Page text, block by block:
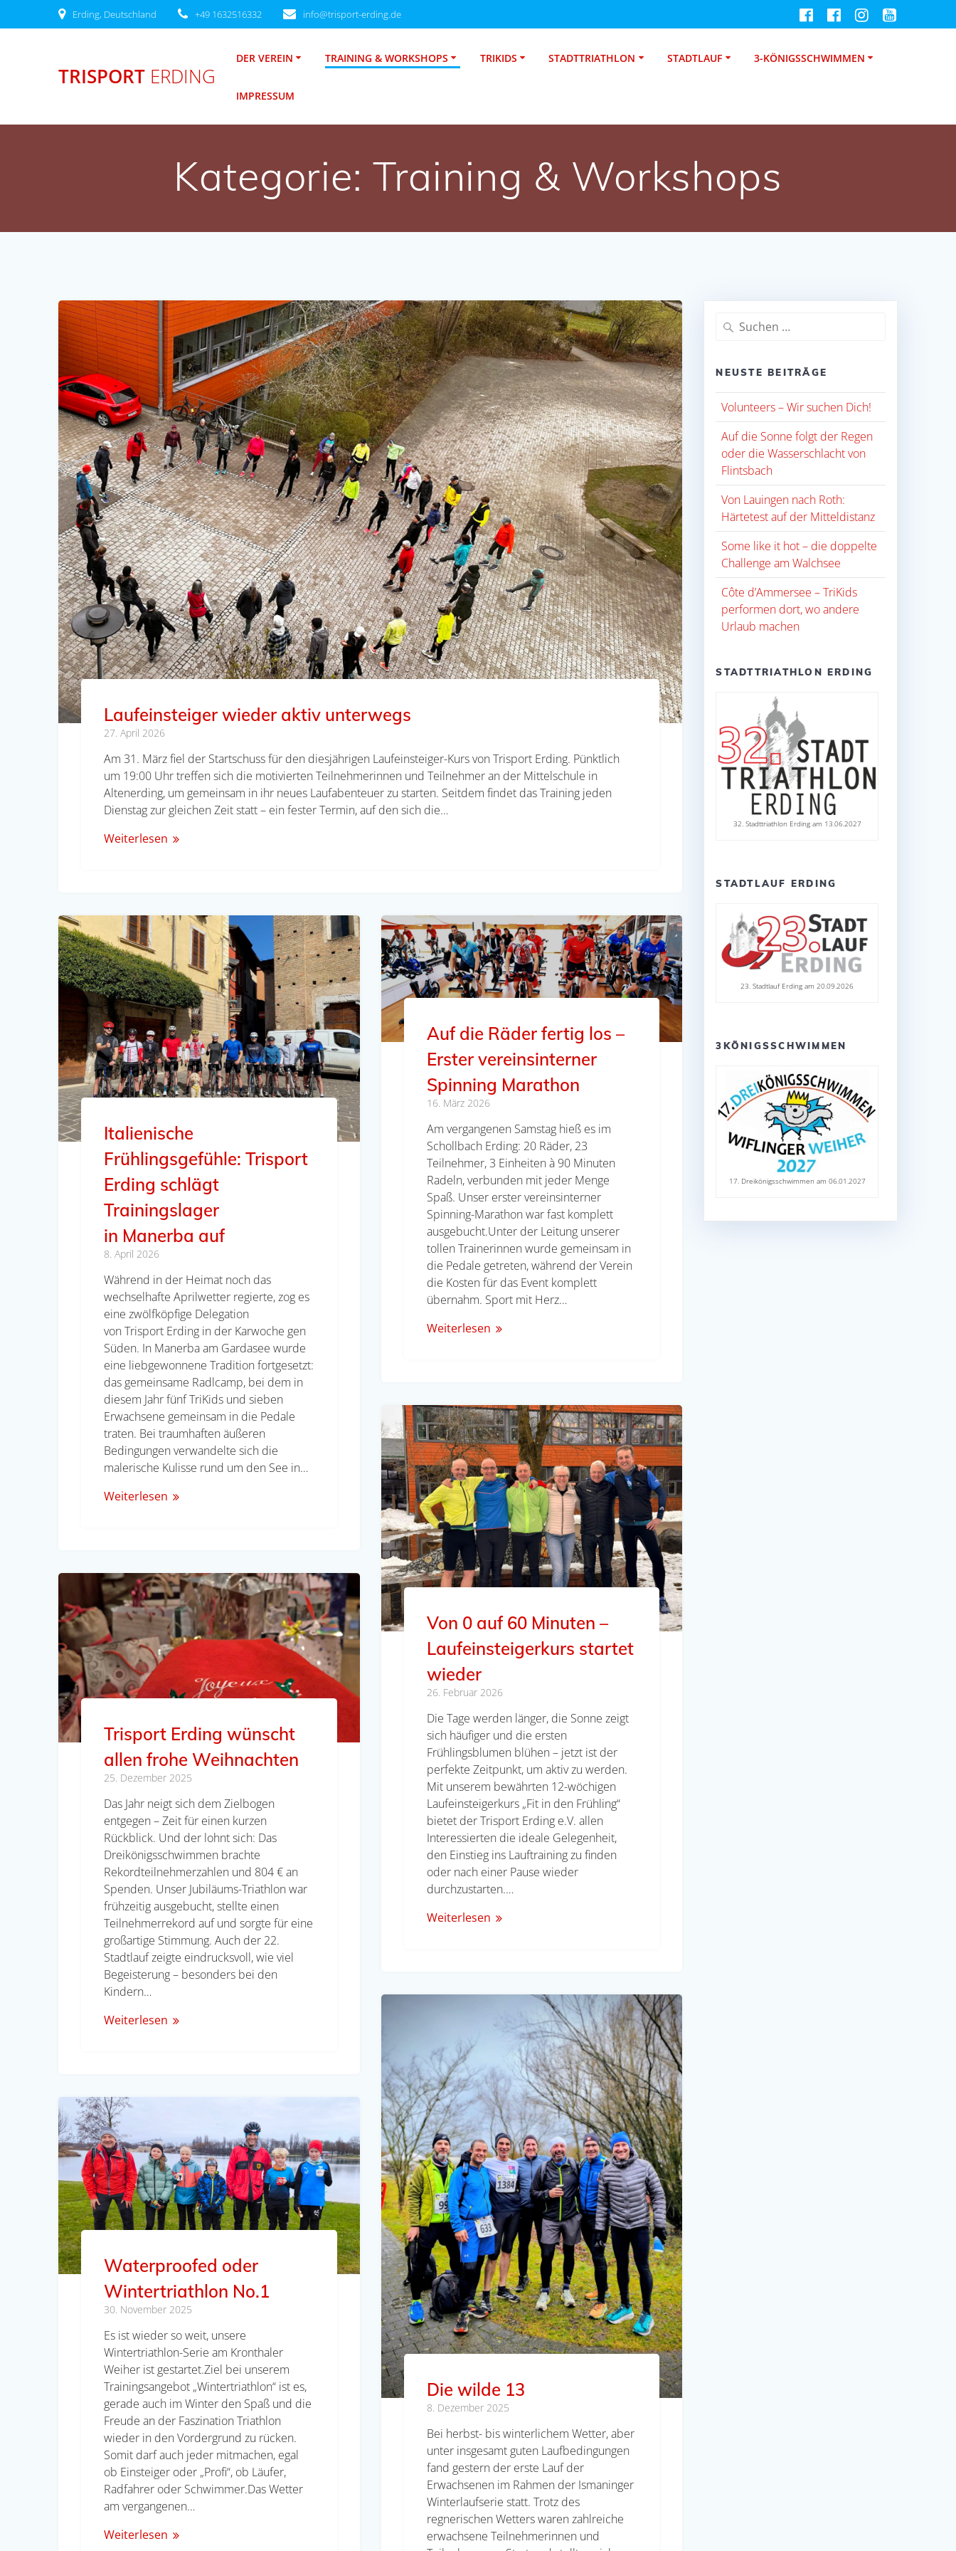
Inhalt
Erding, Deutschland +49 1632516332 info@trisport-erding.de
TRISPORT ERDING
DER VEREIN TRAINING & WORKSHOPS TRIKIDS STADTTRIATHLON STADTLAUF 3-KÖNIGSSCHWIMMEN
IMPRESSUM
Kategorie: Training & Workshops
Laufeinsteiger wieder aktiv unterwegs
27. April 2026
Am 31. März fiel der Startschuss für den diesjährigen Laufeinsteiger-Kurs von Trisport Erding. Pünktlich
um 19:00 Uhr treffen sich die motivierten Teilnehmerinnen und Teilnehmer an der Mittelschule in
Altenerding, um gemeinsam in ihr neues Laufabenteuer zu starten. Seitdem findet das Training jeden
Dienstag zur gleichen Zeit statt – ein fester Termin, auf den sich die…
Weiterlesen
Italienische
Frühlingsgefühle: Trisport
Erding schlägt
Trainingslager
in Manerba auf
8. April 2026
Während in der Heimat noch das
wechselhafte Aprilwetter regierte, zog es
eine zwölfköpfige Delegation
von Trisport Erding in der Karwoche gen
Süden. In Manerba am Gardasee wurde
eine liebgewonnene Tradition fortgesetzt:
das gemeinsame Radlcamp, bei dem in
diesem Jahr fünf TriKids und sieben
Erwachsene gemeinsam in die Pedale
traten. Bei traumhaften äußeren
Bedingungen verwandelte sich die
malerische Kulisse rund um den See in…
Weiterlesen
Auf die Räder fertig los –
Erster vereinsinterner
Spinning Marathon
16. März 2026
Am vergangenen Samstag hieß es im
Schollbach Erding: 20 Räder, 23
Teilnehmer, 3 Einheiten à 90 Minuten
Radeln, verbunden mit jeder Menge
Spaß. Unser erster vereinsinterner
Spinning-Marathon war fast komplett
ausgebucht.Unter der Leitung unserer
tollen Trainerinnen wurde gemeinsam in
die Pedale getreten, während der Verein
die Kosten für das Event komplett
übernahm. Sport mit Herz…
Weiterlesen
Von 0 auf 60 Minuten –
Laufeinsteigerkurs startet
wieder
26. Februar 2026
Die Tage werden länger, die Sonne zeigt
sich häufiger und die ersten
Frühlingsblumen blühen – jetzt ist der
perfekte Zeitpunkt, um aktiv zu werden.
Mit unserem bewährten 12-wöchigen
Laufeinsteigerkurs „Fit in den Frühling“
bietet der Trisport Erding e.V. allen
Interessierten die ideale Gelegenheit,
den Einstieg ins Lauftraining zu finden
oder nach einer Pause wieder
durchzustarten.…
Weiterlesen
Trisport Erding wünscht
allen frohe Weihnachten
25. Dezember 2025
Das Jahr neigt sich dem Zielbogen
entgegen – Zeit für einen kurzen
Rückblick. Und der lohnt sich: Das
Dreikönigsschwimmen brachte
Rekordteilnehmerzahlen und 804 € an
Spenden. Unser Jubiläums-Triathlon war
frühzeitig ausgebucht, stellte einen
Teilnehmerrekord auf und sorgte für eine
großartige Stimmung. Auch der 22.
Stadtlauf zeigte eindrucksvoll, wie viel
Begeisterung – besonders bei den
Kindern…
Weiterlesen
Die wilde 13
8. Dezember 2025
Bei herbst- bis winterlichem Wetter, aber
unter insgesamt guten Laufbedingungen
fand gestern der erste Lauf der
Erwachsenen im Rahmen der Ismaninger
Winterlaufserie statt. Trotz des
regnerischen Wetters waren zahlreiche
erwachsene Teilnehmerinnen und
Waterproofed oder
Wintertriathlon No.1
30. November 2025
Es ist wieder so weit, unsere
Wintertriathlon-Serie am Kronthaler
Weiher ist gestartet.Ziel bei unserem
Trainingsangebot „Wintertriathlon“ ist es,
gerade auch im Winter den Spaß und die
Freude an der Faszination Triathlon
wieder in den Vordergrund zu rücken.
Somit darf auch jeder mitmachen, egal
ob Einsteiger oder „Profi“, ob Läufer,
Radfahrer oder Schwimmer.Das Wetter
am vergangenen…
Weiterlesen
Suche
nach:
NEUSTE BEITRÄGE
Volunteers – Wir suchen Dich!
Auf die Sonne folgt der Regen
oder die Wasserschlacht von
Flintsbach
Von Lauingen nach Roth:
Härtetest auf der Mitteldistanz
Some like it hot – die doppelte
Challenge am Walchsee
Côte d’Ammersee – TriKids
performen dort, wo andere
Urlaub machen
STADTTRIATHLON ERDING
32. Stadttriathlon Erding am 13.06.2027
STADTLAUF ERDING
23. Stadtlauf Erding am 20.09.2026
3KÖNIGSSCHWIMMEN
17. Dreikönigsschwimmen am 06.01.2027